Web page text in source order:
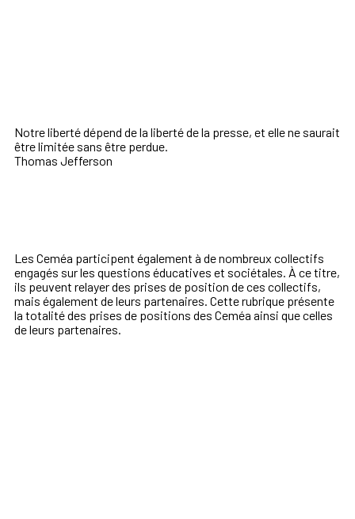
Notre liberté dépend de la liberté de la presse, et elle ne saurait
être limitée sans être perdue.
Thomas Jefferson
Les Ceméa participent également à de nombreux collectifs
engagés sur les questions éducatives et sociétales. À ce titre,
ils peuvent relayer des prises de position de ces collectifs,
mais également de leurs partenaires. Cette rubrique présente
la totalité des prises de positions des Ceméa ainsi que celles
de leurs partenaires.